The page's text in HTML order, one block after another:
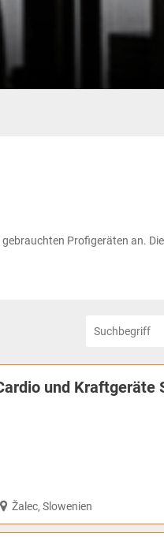
Profigeräten an.
und Kraftgeräte
Žalec, Slowenien